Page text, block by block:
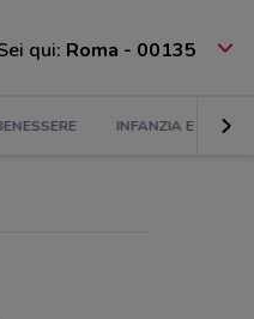
qui: Roma - 00135
INFANZIA E GIOCHI